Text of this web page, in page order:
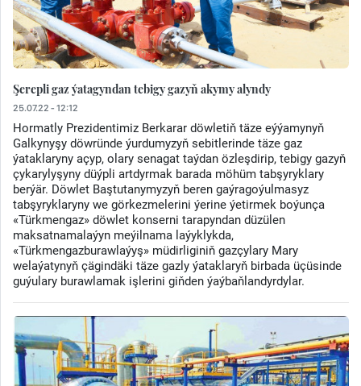
Şerepli gaz ýatagyndan tebigy gazyň akymy alyndy
25.07.22 - 12:12
Hormatly Prezidentimiz Berkarar döwletiň täze eýýamynyň
Galkynyşy döwründe ýurdumyzyň sebitlerinde täze gaz
ýataklaryny açyp, olary senagat taýdan özleşdirip, tebigy gazyň
çykarylyşyny düýpli artdyrmak barada möhüm tabşyryklary
berýär. Döwlet Baştutanymyzyň beren gaýragoýulmasyz
tabşyryklaryny we görkezmelerini ýerine ýetirmek boýunça
«Türkmengaz» döwlet konserni tarapyndan düzülen
maksatnamalaýyn meýilnama laýyklykda,
«Türkmengazburawlaýyş» müdirliginiň gazçylary Mary
welaýatynyň çägindäki täze gazly ýataklaryň birbada üçüsinde
guýulary burawlamak işlerini giňden ýaýbaňlandyrdylar.